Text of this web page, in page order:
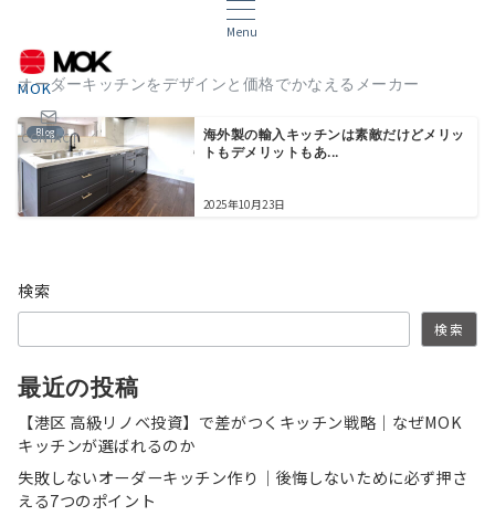
Menu
オーダーキッチンをデザインと価格でかなえるメーカー
CONTACT
MOK
Blog
海外製の輸入キッチンは素敵だけどメリッ
トもデメリットもあ...
2025年10月23日
検索
検索
最近の投稿
【港区 高級リノベ投資】で差がつくキッチン戦略｜なぜMOK
キッチンが選ばれるのか
失敗しないオーダーキッチン作り｜後悔しないために必ず押さ
える7つのポイント